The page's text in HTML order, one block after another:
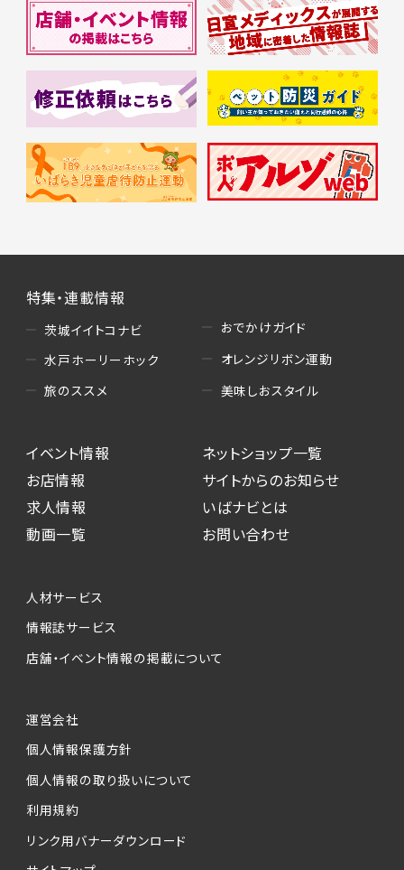
特集・連載情報
茨城イイトコナビ
水戸ホーリーホック
旅のススメ
おでかけガイド
オレンジリボン運動
美味しおスタイル
イベント情報
お店情報
求人情報
動画一覧
ネットショップ一覧
サイトからのお知らせ
いばナビとは
お問い合わせ
人材サービス
情報誌サービス
店舗・イベント情報の掲載について
運営会社
個人情報保護方針
個人情報の取り扱いについて
利用規約
リンク用バナーダウンロード